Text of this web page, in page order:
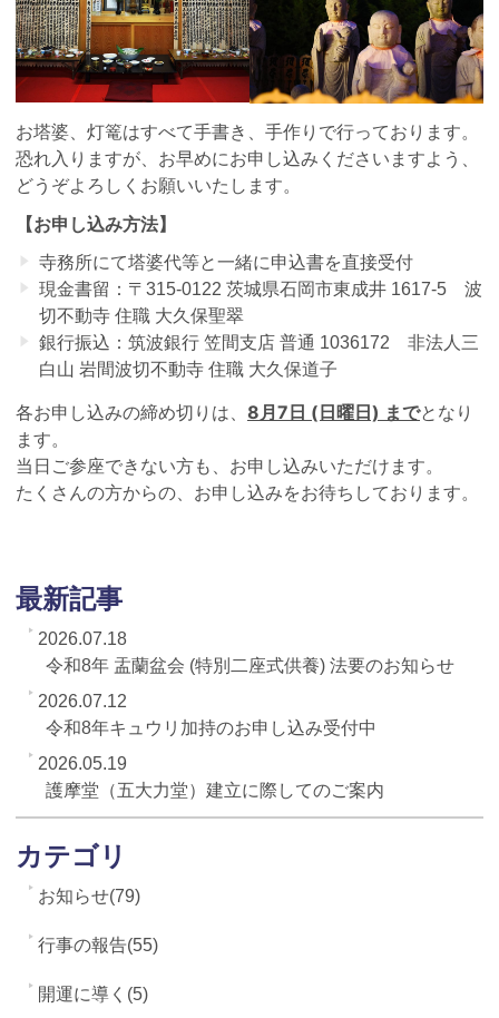
お塔婆、灯篭はすべて手書き、手作りで行っております。
恐れ入りますが、お早めにお申し込みくださいますよう、
どうぞよろしくお願いいたします。
【お申し込み方法】
寺務所にて塔婆代等と一緒に申込書を直接受付
現金書留：〒315-0122 茨城県石岡市東成井 1617-5 波
切不動寺 住職 大久保聖翠
銀行振込：筑波銀行 笠間支店 普通 1036172 非法人三
白山 岩間波切不動寺 住職 大久保道子
各お申し込みの締め切りは、 8月7日 (日曜日) までとなり
ます。
当日ご参座できない方も、お申し込みいただけます。
たくさんの方からの、お申し込みをお待ちしております。
最新記事
2026.07.18
令和8年 盂蘭盆会 (特別二座式供養) 法要のお知らせ
2026.07.12
令和8年キュウリ加持のお申し込み受付中
2026.05.19
護摩堂（五大力堂）建立に際してのご案内
カテゴリ
お知らせ(79)
行事の報告(55)
開運に導く(5)